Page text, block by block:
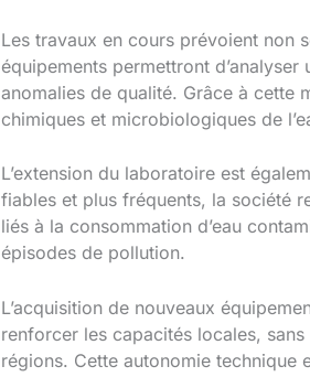
Les travaux en cours prévoient non
équipements permettront
anomalies de qualité. Grâce à cette
chimiques et microbiologiques de
L’extension du laboratoire est
fiables et plus fréquents, la société
liés à la consommation d’eau
épisodes de pollution.
L’acquisition de nouveaux
renforcer les capacités locales,
régions. Cette autonomie technique